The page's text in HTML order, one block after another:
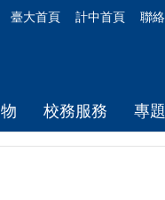
臺大首頁 計中首頁 聯
校務服務 專